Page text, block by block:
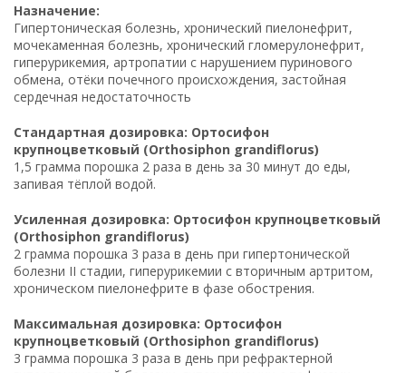
Назначение:
Гипертоническая болезнь, хронический пиелонефрит,
мочекаменная болезнь, хронический гломерулонефрит,
гиперурикемия, артропатии с нарушением пуринового
обмена, отёки почечного происхождения, застойная
сердечная недостаточность
Стандартная дозировка: Ортосифон
крупноцветковый (Orthosiphon grandiflorus)
1,5 грамма порошка 2 раза в день за 30 минут до еды,
запивая тёплой водой.
Усиленная дозировка: Ортосифон крупноцветковый
(Orthosiphon grandiflorus)
2 грамма порошка 3 раза в день при гипертонической
болезни II стадии, гиперурикемии с вторичным артритом,
хроническом пиелонефрите в фазе обострения.
Максимальная дозировка: Ортосифон
крупноцветковый (Orthosiphon grandiflorus)
3 грамма порошка 3 раза в день при рефрактерной